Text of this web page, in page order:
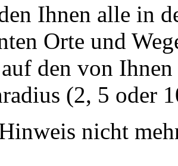
Ihnen alle in
Orte und
den von
(2, 5 oder
nicht